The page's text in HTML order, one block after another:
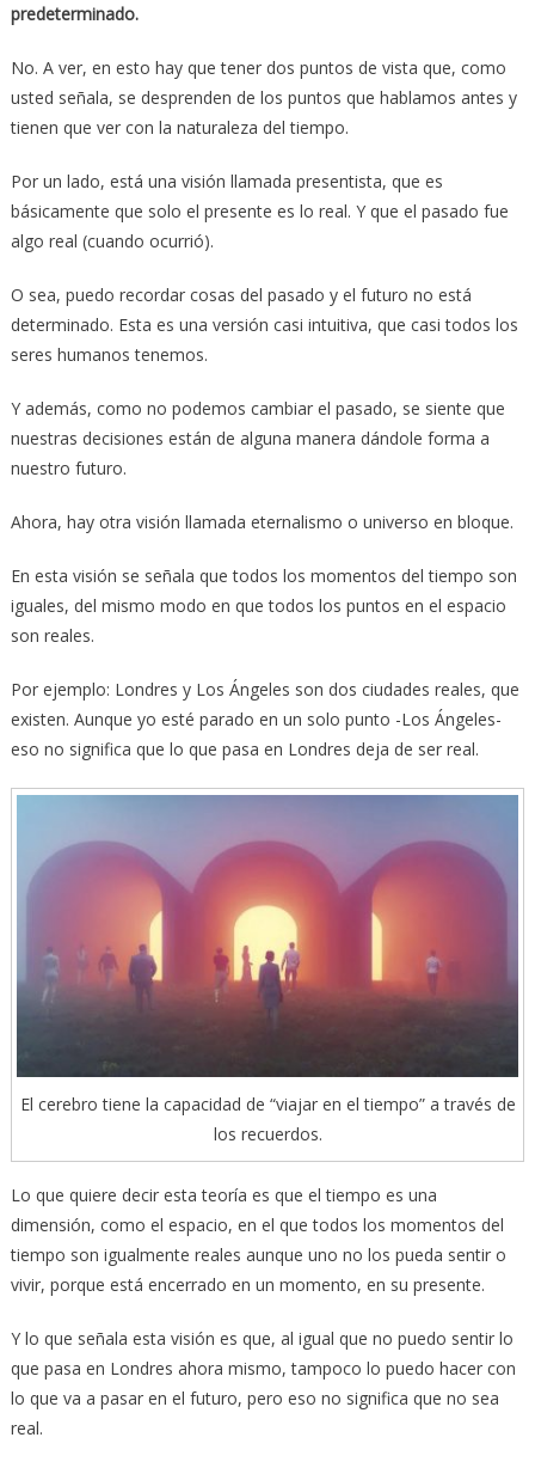
predeterminado.
No. A ver, en esto hay que tener dos puntos de vista que, como
usted señala, se desprenden de los puntos que hablamos antes y
tienen que ver con la naturaleza del tiempo.
Por un lado, está una visión llamada presentista, que es
básicamente que solo el presente es lo real. Y que el pasado fue
algo real (cuando ocurrió).
O sea, puedo recordar cosas del pasado y el futuro no está
determinado. Esta es una versión casi intuitiva, que casi todos los
seres humanos tenemos.
Y además, como no podemos cambiar el pasado, se siente que
nuestras decisiones están de alguna manera dándole forma a
nuestro futuro.
Ahora, hay otra visión llamada eternalismo o universo en bloque.
En esta visión se señala que todos los momentos del tiempo son
iguales, del mismo modo en que todos los puntos en el espacio
son reales.
Por ejemplo: Londres y Los Ángeles son dos ciudades reales, que
existen. Aunque yo esté parado en un solo punto -Los Ángeles-
eso no significa que lo que pasa en Londres deja de ser real.
El cerebro tiene la capacidad de “viajar en el tiempo” a través de
los recuerdos.
Lo que quiere decir esta teoría es que el tiempo es una
dimensión, como el espacio, en el que todos los momentos del
tiempo son igualmente reales aunque uno no los pueda sentir o
vivir, porque está encerrado en un momento, en su presente.
Y lo que señala esta visión es que, al igual que no puedo sentir lo
que pasa en Londres ahora mismo, tampoco lo puedo hacer con
lo que va a pasar en el futuro, pero eso no significa que no sea
real.